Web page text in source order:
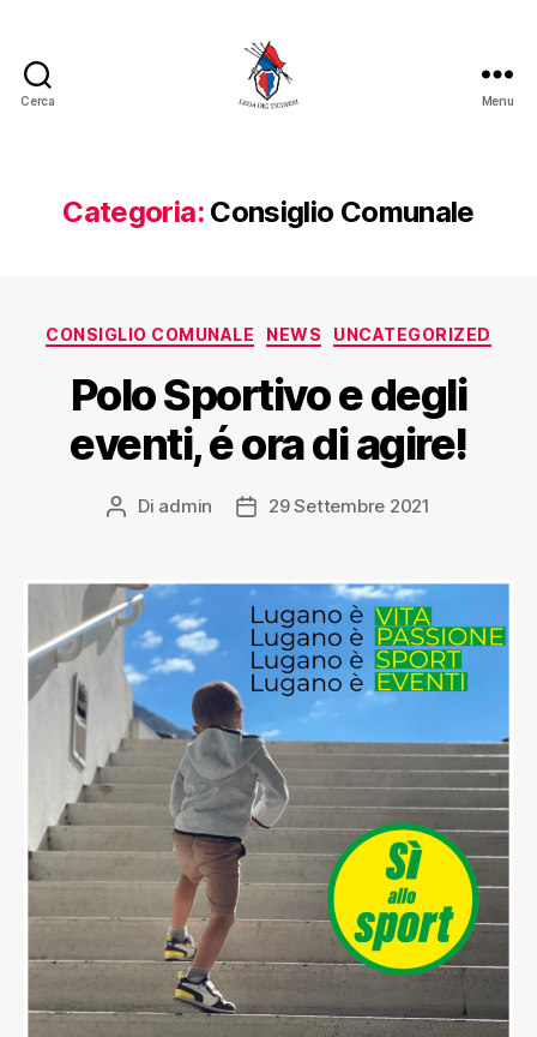
Cerca Menu
Categoria: Consiglio Comunale
CONSIGLIO COMUNALE NEWS UNCATEGORIZED
Polo Sportivo e degli
eventi, é ora di agire!
Di admin 29 Settembre 2021